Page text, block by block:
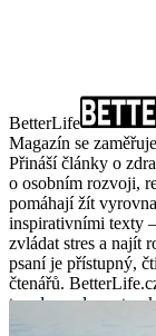
BetterLife
Magazín se
Přináší články o
o osobním rozvoji,
pomáhají žít
inspirativními texty
zvládat stres a najít
psaní je přístupný,
čtenářů.
trendem, ale cestou